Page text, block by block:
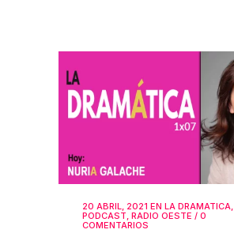
20 ABRIL, 2021 EN LA DRAMATICA,
PODCAST, RADIO OESTE / 0
COMENTARIOS